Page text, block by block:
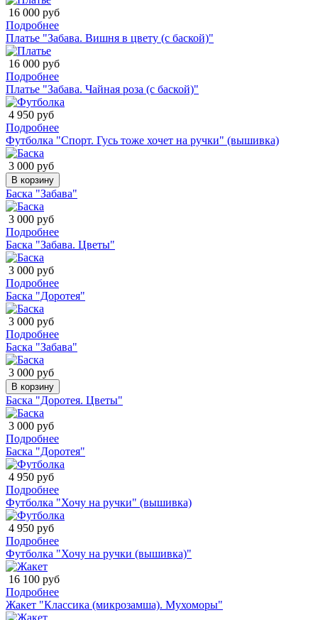
16 000 руб
Подробнее
Платье "Забава. Вишня в цвету (с баской)"
16 000 руб
Подробнее
Платье "Забава. Чайная роза (с баской)"
4 950 руб
Подробнее
Футболка "Спорт. Гусь тоже хочет на ручки" (вышивка)
3 000 руб
В корзину
Баска "Забава"
3 000 руб
Подробнее
Баска "Забава. Цветы"
3 000 руб
Подробнее
Баска "Доротея"
3 000 руб
Подробнее
Баска "Забава"
3 000 руб
В корзину
Баска "Доротея. Цветы"
3 000 руб
Подробнее
Баска "Доротея"
4 950 руб
Подробнее
Футболка "Хочу на ручки" (вышивка)
4 950 руб
Подробнее
Футболка "Хочу на ручки (вышивка)"
16 100 руб
Подробнее
Жакет "Классика (микрозамша). Мухоморы"